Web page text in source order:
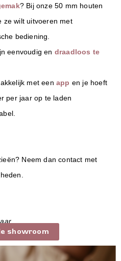
? Bij onze 50 mm houten
ze wilt uitvoeren met
bediening.
eenvoudig en draadloos te
met een app en je hoeft
per jaar op te laden
Neem dan contact met
showroom